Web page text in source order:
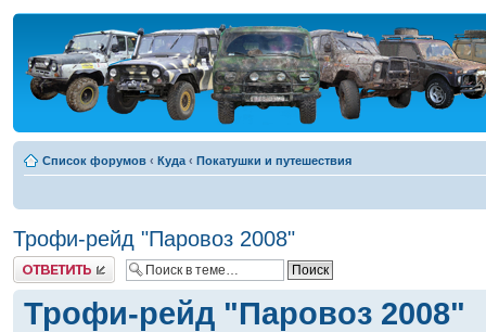
Список форумов ‹ Куда ‹ Покатушки и путешествия
Трофи-рейд "Паровоз 2008"
Ответить
Трофи-рейд "Паровоз 2008"